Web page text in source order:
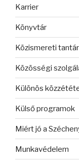
Karrier
Könyvtár
Közismereti
Közösségi
Különös
Külső programok
Miért jó a
Munkavédelem